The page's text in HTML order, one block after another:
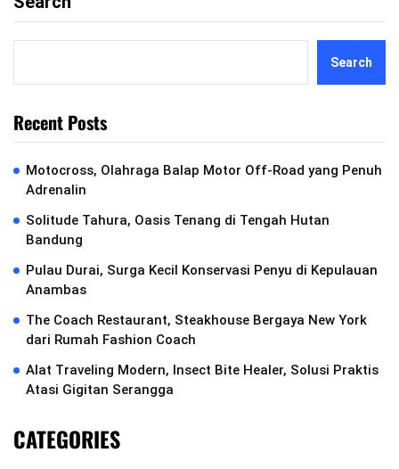
Search
Recent Posts
Motocross, Olahraga Balap Motor Off-Road yang Penuh
Adrenalin
Solitude Tahura, Oasis Tenang di Tengah Hutan
Bandung
Pulau Durai, Surga Kecil Konservasi Penyu di Kepulauan
Anambas
The Coach Restaurant, Steakhouse Bergaya New York
dari Rumah Fashion Coach
Alat Traveling Modern, Insect Bite Healer, Solusi Praktis
Atasi Gigitan Serangga
CATEGORIES